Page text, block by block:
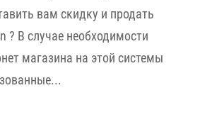
вам скидку и продать
? В случае необходимости
магазина на этой системы